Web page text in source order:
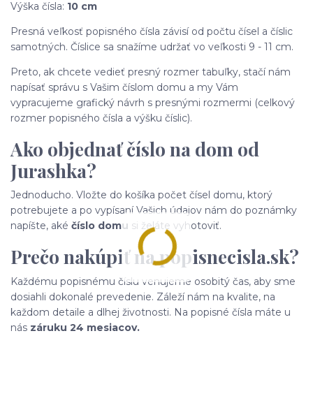
Výška čísla: 10 cm
Presná veľkosť popisného čísla závisí od počtu čísel a číslic
samotných. Číslice sa snažíme udržať vo veľkosti 9 - 11 cm.
Preto, ak chcete vedieť presný rozmer tabuľky, stačí nám
napísať správu s Vašim číslom domu a my Vám
vypracujeme grafický návrh s presnými rozmermi (celkový
rozmer popisného čísla a výšku číslic).
Ako objednať číslo na dom od
Jurashka?
Jednoducho. Vložte do košíka počet čísel domu, ktorý
potrebujete a po vypísaní Vašich údajov nám do poznámky
napíšte, aké číslo domu si želáte vyhotoviť.
Prečo nakúpiť na popisnecisla.sk?
Každému popisnému číslu venujeme osobitý čas, aby sme
dosiahli dokonalé prevedenie. Záleží nám na kvalite, na
každom detaile a dlhej životnosti. Na popisné čísla máte u
nás záruku 24 mesiacov.